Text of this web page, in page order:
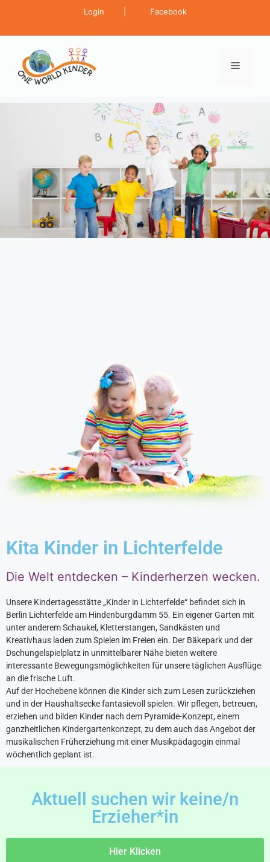
Login Facebook
Kita Kinder in Lichterfelde
Die Welt entdecken – Kinderherzen wecken.
Unsere Kindertagesstätte „Kinder in Lichterfelde“ befindet sich in
Berlin Lichterfelde am Hindenburgdamm 55. Ein eigener Garten mit
unter anderem Schaukel, Kletterstangen, Sandkästen und
Kreativhaus laden zum Spielen im Freien ein. Der Bäkepark und der
Dschungelspielplatz in unmittelbarer Nähe bieten weitere
interessante Bewegungsmöglichkeiten für unsere täglichen Ausflüge
an die frische Luft.
Auf der Hochebene können die Kinder sich zum Lesen zurückziehen
und in der Haushaltsecke fantasievoll spielen. Wir pflegen, betreuen,
erziehen und bilden Kinder nach dem Pyramide-Konzept, einem
ganzheitlichen Kindergartenkonzept, zu dem auch das Angebot der
musikalischen Früherziehung mit einer Musikpädagogin einmal
wöchentlich geplant ist.
Aktuell suchen wir keine/n
Erzieher*in
Hier Klicken